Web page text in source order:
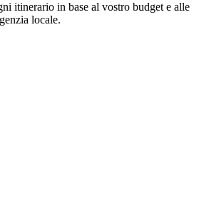
itinerario in base al vostro budget e alle
locale.